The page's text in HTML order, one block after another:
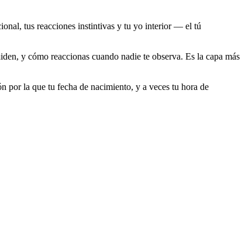
tus reacciones instintivas y tu yo interior — el tú
y cómo reaccionas cuando nadie te observa. Es la capa más
la que tu fecha de nacimiento, y a veces tu hora de